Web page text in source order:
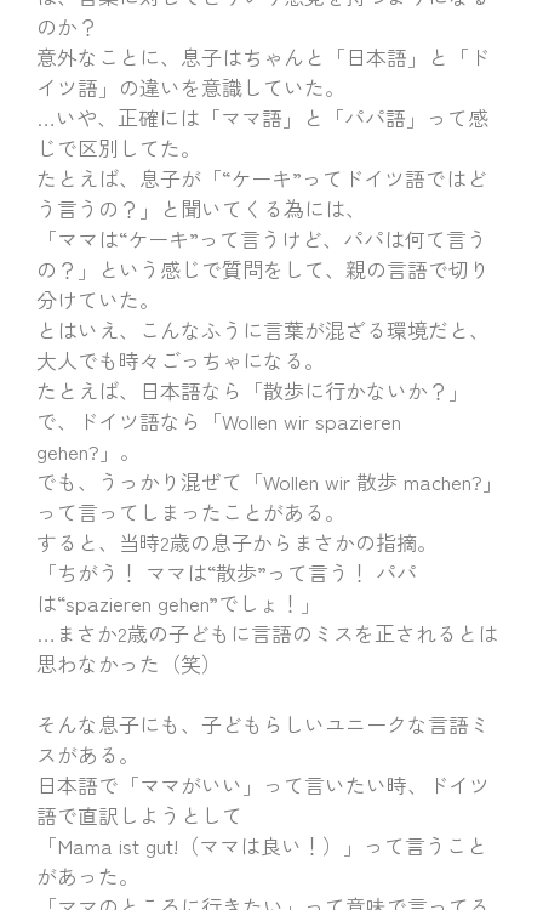
のか？
意外なことに、息子はちゃんと「日本語」と「ド
イツ語」の違いを意識していた。
…いや、正確には「ママ語」と「パパ語」って感
じで区別してた。
たとえば、息子が「“ケーキ”ってドイツ語ではど
う言うの？」と聞いてくる為には、
「ママは“ケーキ”って言うけど、パパは何て言う
の？」という感じで質問をして、親の言語で切り
分けていた。
とはいえ、こんなふうに言葉が混ざる環境だと、
大人でも時々ごっちゃになる。
たとえば、日本語なら「散歩に行かないか？」
で、ドイツ語なら「Wollen wir spazieren
gehen?」。
でも、うっかり混ぜて「Wollen wir 散歩 machen?」
って言ってしまったことがある。
すると、当時2歳の息子からまさかの指摘。
「ちがう！ ママは“散歩”って言う！ パパ
は“spazieren gehen”でしょ！」
…まさか2歳の子どもに言語のミスを正されるとは
思わなかった（笑）
そんな息子にも、子どもらしいユニークな言語ミ
スがある。
日本語で「ママがいい」って言いたい時、ドイツ
語で直訳しようとして
「Mama ist gut!（ママは良い！）」って言うこと
があった。